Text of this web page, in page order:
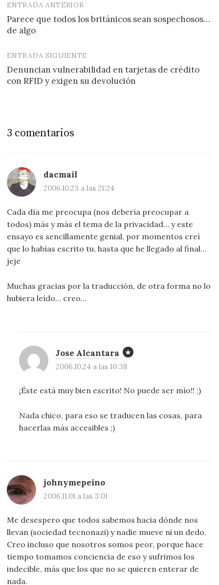
Navegación
de
ENTRADA ANTERIOR
Parece que todos los británicos sean sospechosos…
de algo
ENTRADA SIGUIENTE
Denuncian vulnerabilidad en tarjetas de crédito
con RFID y exigen su devolución
3 comentarios
dacmail
2006.10.23 a las 21:24
Cada día me preocupa (nos debería preocupar a
todos) más y más el tema de la privacidad… y este
ensayo es sencillamente genial, por momentos creí
que lo habías escrito tu, hasta que he llegado al final…
jeje
Muchas gracias por la traducción, de otra forma no lo
hubiera leído… creo…
Jose Alcantara
2006.10.24 a las 10:38
¡Éste está muy bien escrito! No puede ser mío!! ;)
Nada chico, para eso se traducen las cosas, para
hacerlas más accesibles ;)
johnymepeino
2006.11.01 a las 3:01
Me desespero que todos sabemos hacia dónde nos
llevan (sociedad tecnonazi) y nadie mueve ni un dedo.
Creo incluso que nosotros somos peor, porque hace
tiempo tomamos conciencia de eso y sufrimos los
indecible, más que los que no se quieren enterar de
nada.